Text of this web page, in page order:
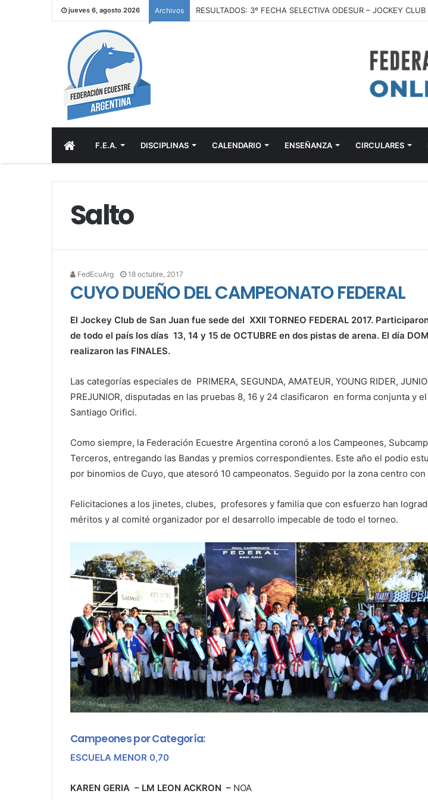
jueves 6, agosto 2026 Archivos RESULTADOS: 3º FECHA SELECTIVA ODESUR – JOCKEY
INICIOF.E.A. DISCIPLINAS CALENDARIO ENSEÑANZA CIRCULARES
Salto
FedEcuArg 18 octubre, 2017
CUYO DUEÑO DEL CAMPEONATO FEDERAL
El Jockey Club de San Juan fue sede del XXII TORNEO FEDERAL 2017.
de todo el país los días 13, 14 y 15 de OCTUBRE en dos pistas de arena. El día
realizaron las FINALES.
Las categorías especiales de PRIMERA, SEGUNDA, AMATEUR, YOUNG RIDER,
PREJUNIOR, disputadas en las pruebas 8, 16 y 24 clasificaron en forma conjunta y
Santiago Orifici.
Como siempre, la Federación Ecuestre Argentina coronó a los Campeones,
Terceros, entregando las Bandas y premios correspondientes. Este año el podio
por binomios de Cuyo, que atesoró 10 campeonatos. Seguido por la zona centro con
Felicitaciones a los jinetes, clubes, profesores y familia que con esfuerzo han
méritos y al comité organizador por el desarrollo impecable de todo el torneo.
Campeones por Categoría:
ESCUELA MENOR 0,70
KAREN GERIA – LM LEON ACKRON – NOA